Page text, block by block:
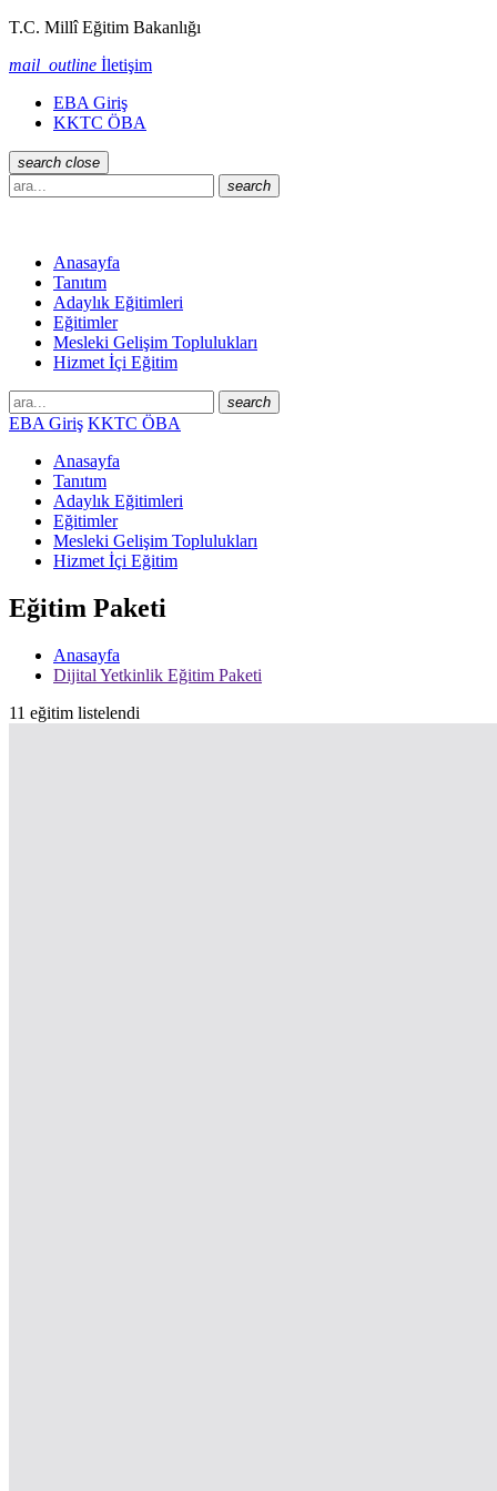
T.C. Millî Eğitim Bakanlığı
mail_outline İletişim
EBA Giriş
KKTC ÖBA
search close
search
Anasayfa
Tanıtım
Adaylık Eğitimleri
Eğitimler
Mesleki Gelişim Toplulukları
Hizmet İçi Eğitim
search
EBA Giriş KKTC ÖBA
Anasayfa
Tanıtım
Adaylık Eğitimleri
Eğitimler
Mesleki Gelişim Toplulukları
Hizmet İçi Eğitim
Eğitim Paketi
Anasayfa
Dijital Yetkinlik Eğitim Paketi
11 eğitim listelendi